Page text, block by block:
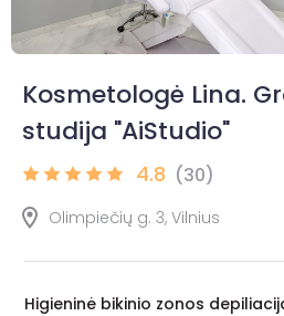
Kosmetologė Lina.
studija "AiStudio"
4.8 (30)
Olimpiečių g. 3, Vilnius
Higieninė bikinio zonos